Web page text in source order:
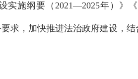
实施纲要（2021—2025年）》
求，加快推进法治政府建设，